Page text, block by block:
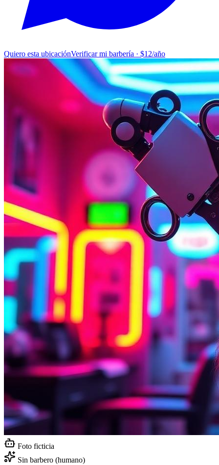
Quiero esta ubicaciónVerificar mi barbería · $12/año
Foto ficticia
Sin barbero (humano)